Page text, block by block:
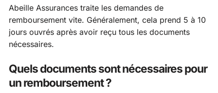
Abeille Assurances traite les demandes de
remboursement vite. Généralement, cela prend 5 à 10
jours ouvrés après avoir reçu tous les documents
nécessaires.
Quels documents sont nécessaires pour
un remboursement ?